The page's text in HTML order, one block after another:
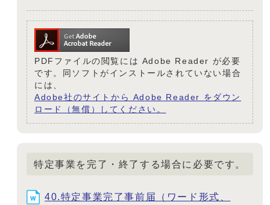
PDFファイルの閲覧には Adobe Reader が必要
です。同ソフトがインストールされていない場合
には、
Adobe社のサイトから Adobe Reader をダウン
ロード（無償）してください。
特定事業を完了・終了する場合に必要です。
40.特定事業完了事前届（ワード形式、